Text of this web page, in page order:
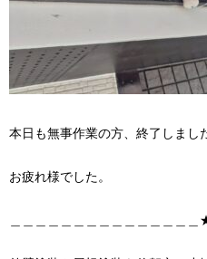
本日も無事作業の方、終了しまし
お疲れ様でした。
＿＿＿＿＿＿＿＿＿＿＿＿＿＿